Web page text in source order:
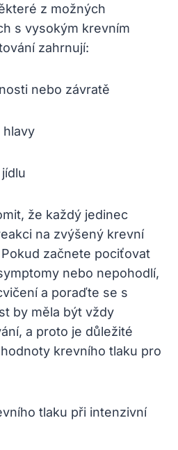
z možných
s vysokým krevním
zahrnují:
nebo závratě
hlavy
že každý jedinec
na zvýšený krevní
začnete pociťovat
nebo nepohodlí,
a poraďte se s
by měla být vždy
a proto je důležité
krevního tlaku pro